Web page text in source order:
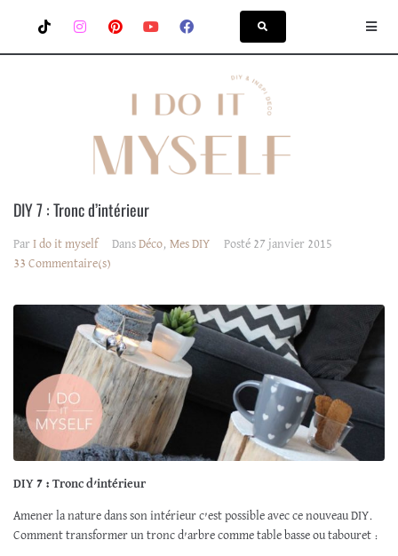
DIY 7 : Tronc d’intérieur
Par I do it myself Dans Déco, Mes DIY Posté 27 janvier 2015
33 Commentaire(s)
DIY 7 : Tronc d’intérieur
Amener la nature dans son intérieur c’est possible avec ce nouveau DIY.
Comment transformer un tronc d’arbre comme table basse ou tabouret :